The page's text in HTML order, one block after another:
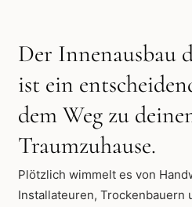
HAUSBAU
Menge
Der Innenausbau
ist ein
dem Weg zu
Traumzuhause.
Plötzlich wimmelt es von
Installateuren, Trockenbauern